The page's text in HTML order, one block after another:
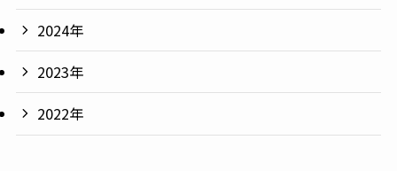
2024年
2023年
2022年